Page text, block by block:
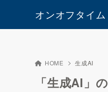
オンオフタイム
HOME 生成AI
「生成AI」